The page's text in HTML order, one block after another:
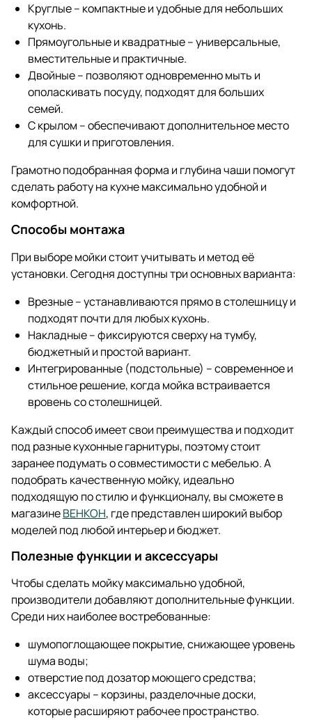
Круглые – компактные и удобные для небольших
кухонь.
Прямоугольные и квадратные – универсальные,
вместительные и практичные.
Двойные – позволяют одновременно мыть и
ополаскивать посуду, подходят для больших
семей.
С крылом – обеспечивают дополнительное место
для сушки и приготовления.
Грамотно подобранная форма и глубина чаши помогут
сделать работу на кухне максимально удобной и
комфортной.
Способы монтажа
При выборе мойки стоит учитывать и метод её
установки. Сегодня доступны три основных варианта:
Врезные – устанавливаются прямо в столешницу и
подходят почти для любых кухонь.
Накладные – фиксируются сверху на тумбу,
бюджетный и простой вариант.
Интегрированные (подстольные) – современное и
стильное решение, когда мойка встраивается
вровень со столешницей.
Каждый способ имеет свои преимущества и подходит
под разные кухонные гарнитуры, поэтому стоит
заранее подумать о совместимости с мебелью. А
подобрать качественную мойку, идеально
подходящую по стилю и функционалу, вы сможете в
магазинеВЕНКОН, где представлен широкий выбор
моделей под любой интерьер и бюджет.
Полезные функции и аксессуары
Чтобы сделать мойку максимально удобной,
производители добавляют дополнительные функции.
Среди них наиболее востребованные:
шумопоглощающее покрытие, снижающее уровень
шума воды;
отверстие под дозатор моющего средства;
аксессуары – корзины, разделочные доски,
которые расширяют рабочее пространство.